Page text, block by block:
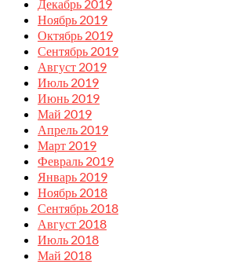
Декабрь 2019
Ноябрь 2019
Октябрь 2019
Сентябрь 2019
Август 2019
Июль 2019
Июнь 2019
Май 2019
Апрель 2019
Март 2019
Февраль 2019
Январь 2019
Ноябрь 2018
Сентябрь 2018
Август 2018
Июль 2018
Май 2018